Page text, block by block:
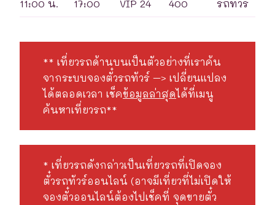
11:00 น. 17:00 VIP 24 400 รถทัวร์
** เที่ยวรถด้านบนเป็นตัวอย่างที่เราค้น
จากระบบจองตั๋วรถทัวร์ –> เปลี่ยนแปลง
ได้ตลอดเวลา เช็คข้อมูลล่าสุดได้ที่เมนู
ค้นหาเที่ยวรถ**
* เที่ยวรถดังกล่าวเป็นเที่ยวรถที่เปิดจอง
ตั๋วรถทัวร์ออนไลน์ (อาจมีเที่ยวที่ไม่เปิดให้
จองตั๋วออนไลน์ต้องไปเช็คที่ จุดขายตั๋ว